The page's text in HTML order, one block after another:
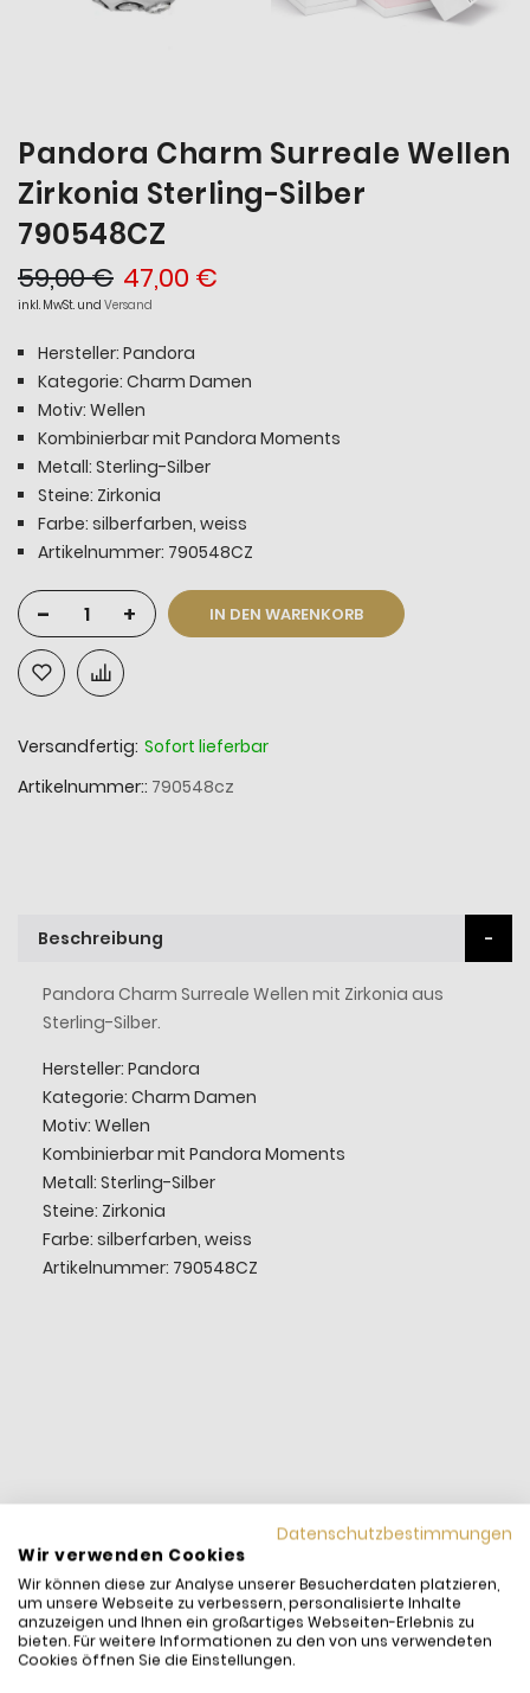
Pandora Charm Surreale Wellen
Zirkonia Sterling-Silber
790548CZ
47,00 €
59,00 €
inkl. MwSt. und Versand
Hersteller: Pandora
Kategorie: Charm Damen
Motiv: Wellen
Kombinierbar mit Pandora Moments
Metall: Sterling-Silber
Steine: Zirkonia
Farbe: silberfarben, weiss
Artikelnummer: 790548CZ
- + IN DEN WARENKORB
Versandfertig: Sofort lieferbar
Artikelnummer: 790548cz
Beschreibung
Pandora Charm Surreale Wellen mit Zirkonia aus
Sterling-Silber.
Hersteller: Pandora
Kategorie: Charm Damen
Motiv: Wellen
Kombinierbar mit Pandora Moments
Metall: Sterling-Silber
Steine: Zirkonia
Farbe: silberfarben, weiss
Artikelnummer: 790548CZ
Datenschutzbestimmungen
Wir verwenden Cookies
Wir können diese zur Analyse unserer Besucherdaten platzieren,
um unsere Webseite zu verbessern, personalisierte Inhalte
anzuzeigen und Ihnen ein großartiges Webseiten-Erlebnis zu
bieten. Für weitere Informationen zu den von uns verwendeten
Cookies öffnen Sie die Einstellungen.